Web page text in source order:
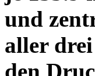
und
aller
den